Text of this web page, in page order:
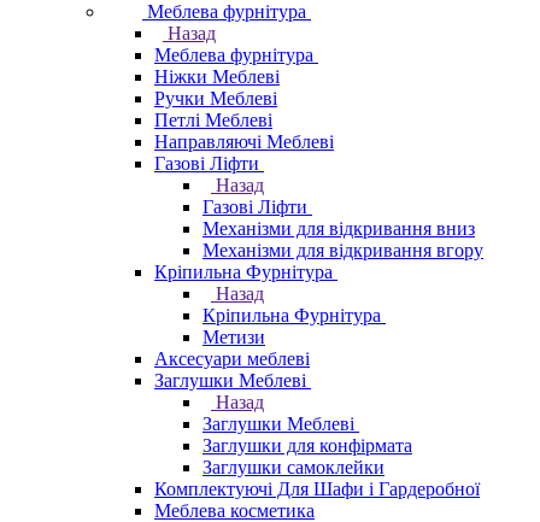
Меблева фурнітура
Назад
Меблева фурнітура
Ніжки Меблеві
Ручки Меблеві
Петлі Меблеві
Направляючі Меблеві
Газові Ліфти
Назад
Газові Ліфти
Механізми для відкривання вниз
Механізми для відкривання вгору
Кріпильна Фурнітура
Назад
Кріпильна Фурнітура
Метизи
Аксесуари меблеві
Заглушки Меблеві
Назад
Заглушки Меблеві
Заглушки для конфірмата
Заглушки самоклейки
Комплектуючі Для Шафи і Гардеробної
Меблева косметика